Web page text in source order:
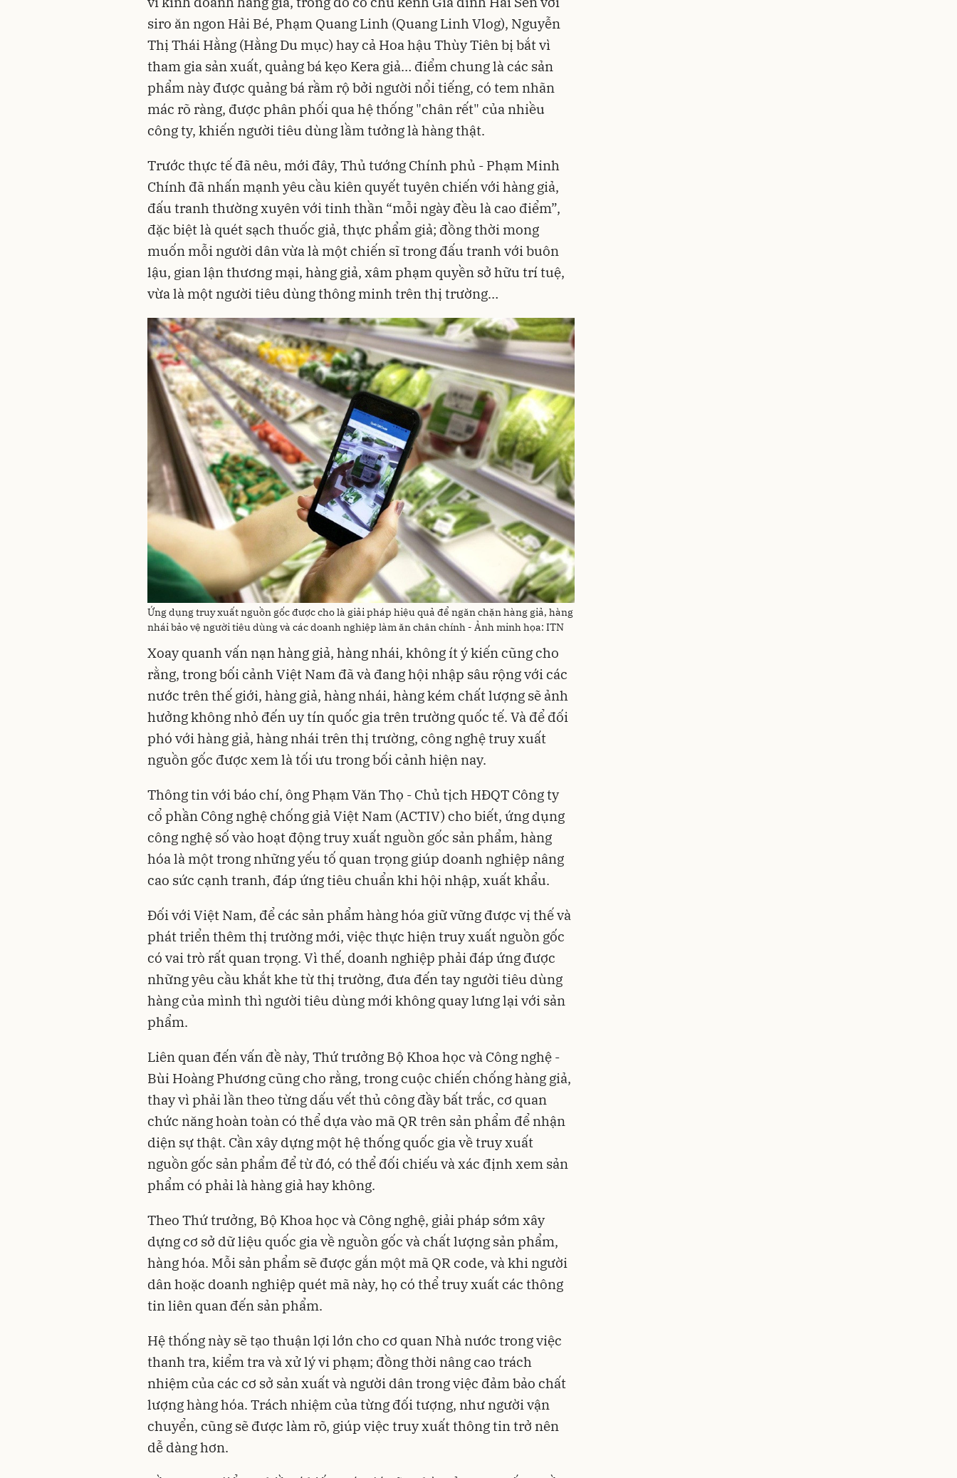
siro ăn ngon Hải Bé, Phạm Quang Linh (Quang Linh Vlog), Nguyễn
Thị Thái Hằng (Hằng Du mục) hay cả Hoa hậu Thùy Tiên bị bắt vì
tham gia sản xuất, quảng bá kẹo Kera giả… điểm chung là các sản
phẩm này được quảng bá rầm rộ bởi người nổi tiếng, có tem nhãn
mác rõ ràng, được phân phối qua hệ thống "chân rết" của nhiều
công ty, khiến người tiêu dùng lầm tưởng là hàng thật.
Trước thực tế đã nêu, mới đây, Thủ tướng Chính phủ - Phạm Minh
Chính đã nhấn mạnh yêu cầu kiên quyết tuyên chiến với hàng giả,
đấu tranh thường xuyên với tinh thần “mỗi ngày đều là cao điểm”,
đặc biệt là quét sạch thuốc giả, thực phẩm giả; đồng thời mong
muốn mỗi người dân vừa là một chiến sĩ trong đấu tranh với buôn
lậu, gian lận thương mại, hàng giả, xâm phạm quyền sở hữu trí tuệ,
vừa là một người tiêu dùng thông minh trên thị trường…
Ứng dụng truy xuất nguồn gốc được cho là giải pháp hiệu quả để ngăn chặn hàng giả, hàng
nhái bảo vệ người tiêu dùng và các doanh nghiệp làm ăn chân chính - Ảnh minh họa: ITN
Xoay quanh vấn nạn hàng giả, hàng nhái, không ít ý kiến cũng cho
rằng, trong bối cảnh Việt Nam đã và đang hội nhập sâu rộng với các
nước trên thế giới, hàng giả, hàng nhái, hàng kém chất lượng sẽ ảnh
hưởng không nhỏ đến uy tín quốc gia trên trường quốc tế. Và để đối
phó với hàng giả, hàng nhái trên thị trường, công nghệ truy xuất
nguồn gốc được xem là tối ưu trong bối cảnh hiện nay.
Thông tin với báo chí, ông Phạm Văn Thọ - Chủ tịch HĐQT Công ty
cổ phần Công nghệ chống giả Việt Nam (ACTIV) cho biết, ứng dụng
công nghệ số vào hoạt động truy xuất nguồn gốc sản phẩm, hàng
hóa là một trong những yếu tố quan trọng giúp doanh nghiệp nâng
cao sức cạnh tranh, đáp ứng tiêu chuẩn khi hội nhập, xuất khẩu.
Đối với Việt Nam, để các sản phẩm hàng hóa giữ vững được vị thế và
phát triển thêm thị trường mới, việc thực hiện truy xuất nguồn gốc
có vai trò rất quan trọng. Vì thế, doanh nghiệp phải đáp ứng được
những yêu cầu khắt khe từ thị trường, đưa đến tay người tiêu dùng
hàng của mình thì người tiêu dùng mới không quay lưng lại với sản
phẩm.
Liên quan đến vấn đề này, Thứ trưởng Bộ Khoa học và Công nghệ -
Bùi Hoàng Phương cũng cho rằng, trong cuộc chiến chống hàng giả,
thay vì phải lần theo từng dấu vết thủ công đầy bất trắc, cơ quan
chức năng hoàn toàn có thể dựa vào mã QR trên sản phẩm để nhận
diện sự thật. Cần xây dựng một hệ thống quốc gia về truy xuất
nguồn gốc sản phẩm để từ đó, có thể đối chiếu và xác định xem sản
phẩm có phải là hàng giả hay không.
Theo Thứ trưởng, Bộ Khoa học và Công nghệ, giải pháp sớm xây
dựng cơ sở dữ liệu quốc gia về nguồn gốc và chất lượng sản phẩm,
hàng hóa. Mỗi sản phẩm sẽ được gắn một mã QR code, và khi người
dân hoặc doanh nghiệp quét mã này, họ có thể truy xuất các thông
tin liên quan đến sản phẩm.
Hệ thống này sẽ tạo thuận lợi lớn cho cơ quan Nhà nước trong việc
thanh tra, kiểm tra và xử lý vi phạm; đồng thời nâng cao trách
nhiệm của các cơ sở sản xuất và người dân trong việc đảm bảo chất
lượng hàng hóa. Trách nhiệm của từng đối tượng, như người vận
chuyển, cũng sẽ được làm rõ, giúp việc truy xuất thông tin trở nên
dễ dàng hơn.